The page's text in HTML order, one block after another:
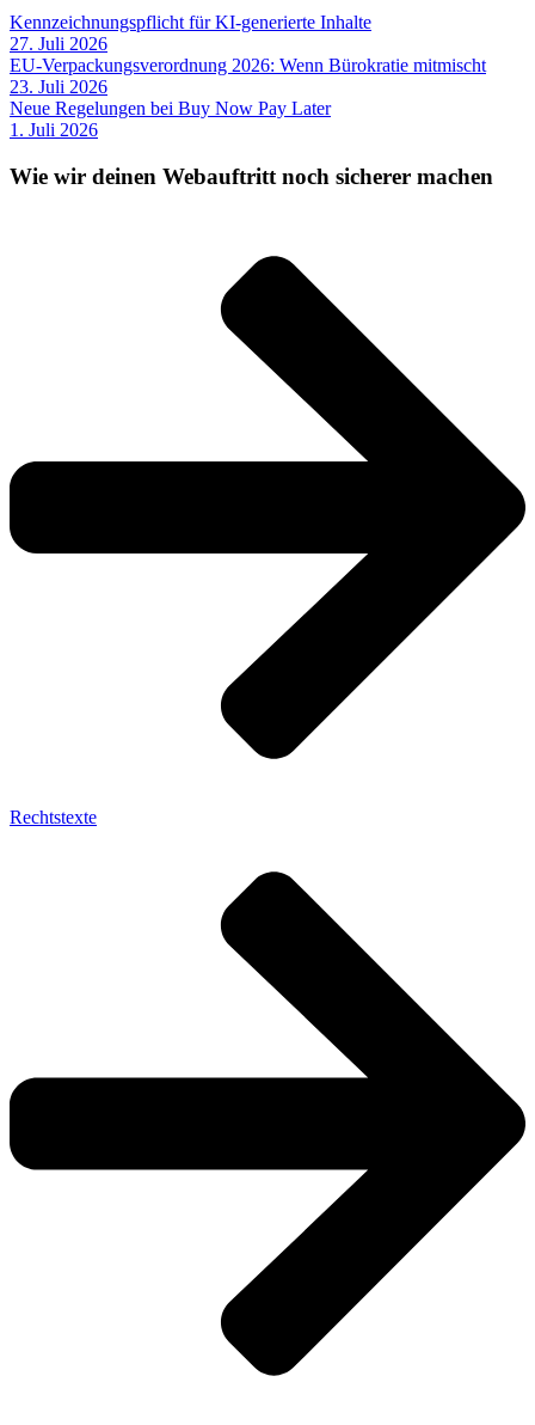
Kennzeichnungspflicht für KI-generierte Inhalte
27. Juli 2026
EU-Verpackungsverordnung 2026: Wenn Bürokratie mitmischt
23. Juli 2026
Neue Regelungen bei Buy Now Pay Later
1. Juli 2026
Wie wir deinen Webauftritt noch sicherer machen
Rechtstexte